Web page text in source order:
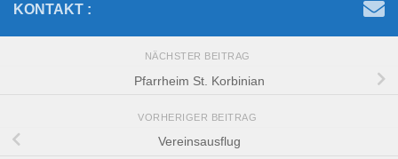
KONTAKT :
NÄCHSTER BEITRAG
Pfarrheim St. Korbinian
VORHERIGER BEITRAG
Vereinsausflug